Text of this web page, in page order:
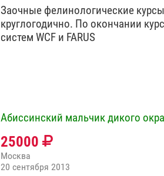
Заочные фелинологические
круглогодично. По окончании
систем WCF и FARUS
Абиссинский мальчик дикого
25000
Москва
20 сентября 2013